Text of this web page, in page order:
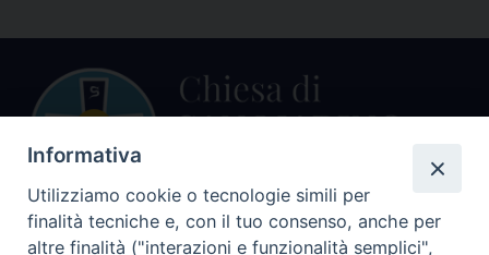
Centralino Curia Vescovile
Informativa
Utilizziamo cookie o tecnologie simili per
finalità tecniche e, con il tuo consenso, anche per
altre finalità ("interazioni e funzionalità semplici",